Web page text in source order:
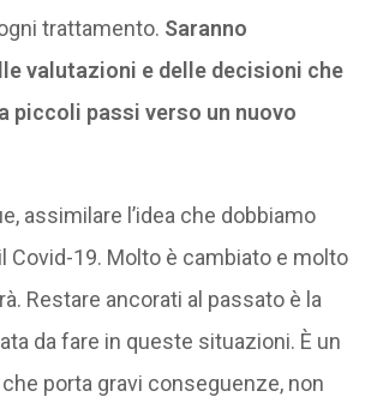
trattamento. Saranno
valutazioni e delle decisioni che
piccoli passi verso un nuovo
assimilare l’idea che dobbiamo
Covid-19. Molto è cambiato e molto
Restare ancorati al passato è la
da fare in queste situazioni. È un
porta gravi conseguenze, non